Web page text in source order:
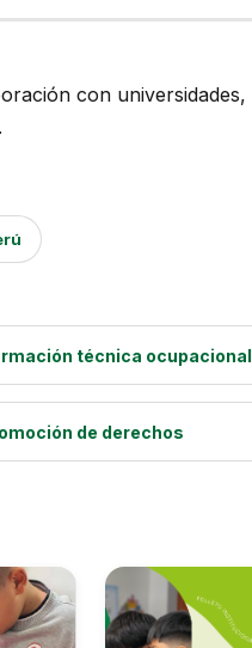
con universidades,
técnica ocupacional
de derechos